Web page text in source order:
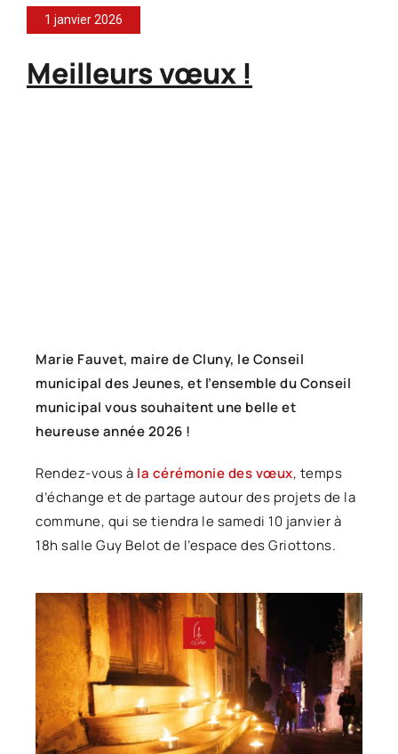
1 janvier 2026
Meilleurs vœux !
Marie Fauvet, maire de Cluny, le Conseil
municipal des Jeunes, et l’ensemble du Conseil
municipal vous souhaitent une belle et
heureuse année 2026 !
Rendez-vous à la cérémonie des vœux, temps
d’échange et de partage autour des projets de la
commune, qui se tiendra le samedi 10 janvier à
18h salle Guy Belot de l’espace des Griottons.